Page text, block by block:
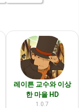
레이튼 교수와 이상
한 마을 HD
1.0.7